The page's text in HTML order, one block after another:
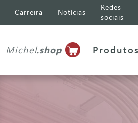
Carreira Notícias
Redes
sociais
Michel.shop Produtos